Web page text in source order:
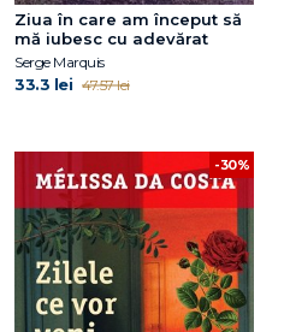
Ziua în care am început să
mă iubesc cu adevărat
Serge Marquis
33.3 lei 47.57 lei
-30%